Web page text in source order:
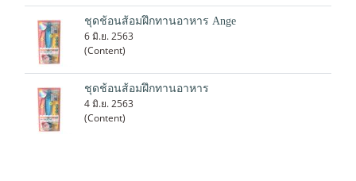
ชุดช้อนส้อมฝึกทานอาหาร Ange
6 มิ.ย. 2563
(Content)
ชุดช้อนส้อมฝึกทานอาหาร
4 มิ.ย. 2563
(Content)